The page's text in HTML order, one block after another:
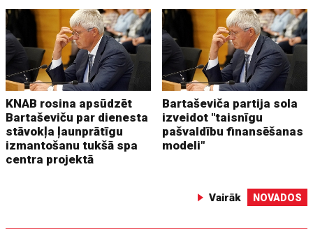
KNAB rosina apsūdzēt
Bartaševiču par dienesta
stāvokļa ļaunprātīgu
izmantošanu tukšā spa
centra projektā
Bartaševiča partija sola
izveidot "taisnīgu
pašvaldību finansēšanas
modeli"
Vairāk NOVADOS